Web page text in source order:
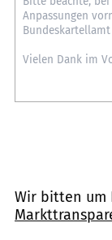
Wir bitten um